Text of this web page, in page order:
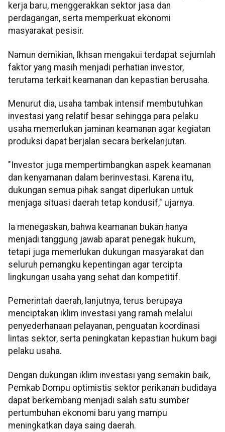
kerja baru, menggerakkan sektor jasa dan
perdagangan, serta memperkuat ekonomi
masyarakat pesisir.
Namun demikian, Ikhsan mengakui terdapat sejumlah
faktor yang masih menjadi perhatian investor,
terutama terkait keamanan dan kepastian berusaha.
Menurut dia, usaha tambak intensif membutuhkan
investasi yang relatif besar sehingga para pelaku
usaha memerlukan jaminan keamanan agar kegiatan
produksi dapat berjalan secara berkelanjutan.
"Investor juga mempertimbangkan aspek keamanan
dan kenyamanan dalam berinvestasi. Karena itu,
dukungan semua pihak sangat diperlukan untuk
menjaga situasi daerah tetap kondusif," ujarnya.
Ia menegaskan, bahwa keamanan bukan hanya
menjadi tanggung jawab aparat penegak hukum,
tetapi juga memerlukan dukungan masyarakat dan
seluruh pemangku kepentingan agar tercipta
lingkungan usaha yang sehat dan kompetitif.
Pemerintah daerah, lanjutnya, terus berupaya
menciptakan iklim investasi yang ramah melalui
penyederhanaan pelayanan, penguatan koordinasi
lintas sektor, serta peningkatan kepastian hukum bagi
pelaku usaha.
Dengan dukungan iklim investasi yang semakin baik,
Pemkab Dompu optimistis sektor perikanan budidaya
dapat berkembang menjadi salah satu sumber
pertumbuhan ekonomi baru yang mampu
meningkatkan daya saing daerah.